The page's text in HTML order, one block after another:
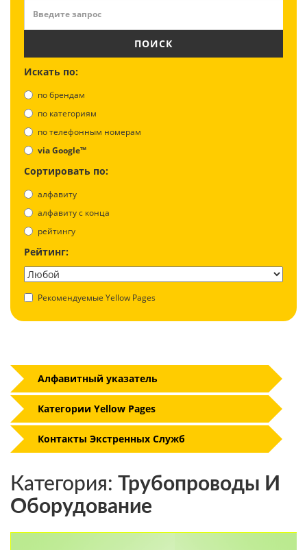
ПОИСК
Искать по:
по брендам
по категориям
по телефонным номерам
via Google™
Сортировать по:
алфавиту
aлфавиту с конца
рейтингу
Рейтинг:
Рекомендуемые Yellow Pages
Категория: Трубопроводы И
Оборудование
Алфавитный указатель
Категории Yellow Pages
Контакты Экстренных Служб